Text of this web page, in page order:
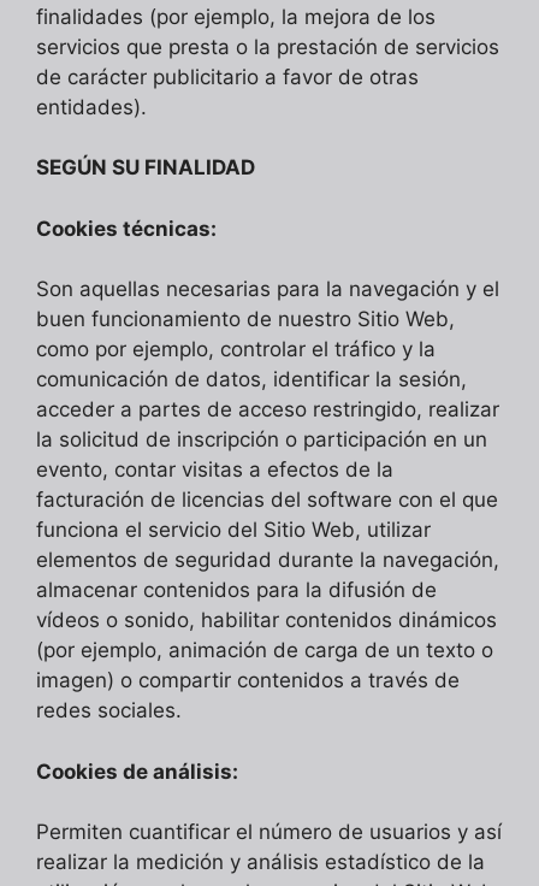
finalidades (por ejemplo, la mejora de los
servicios que presta o la prestación de servicios
de carácter publicitario a favor de otras
entidades).
SEGÚN SU FINALIDAD
Cookies técnicas:
Son aquellas necesarias para la navegación y el
buen funcionamiento de nuestro Sitio Web,
como por ejemplo, controlar el tráfico y la
comunicación de datos, identificar la sesión,
acceder a partes de acceso restringido, realizar
la solicitud de inscripción o participación en un
evento, contar visitas a efectos de la
facturación de licencias del software con el que
funciona el servicio del Sitio Web, utilizar
elementos de seguridad durante la navegación,
almacenar contenidos para la difusión de
vídeos o sonido, habilitar contenidos dinámicos
(por ejemplo, animación de carga de un texto o
imagen) o compartir contenidos a través de
redes sociales.
Cookies de análisis:
Permiten cuantificar el número de usuarios y así
realizar la medición y análisis estadístico de la